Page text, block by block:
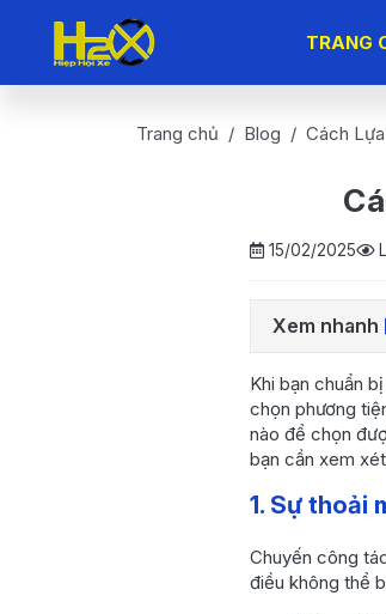
TRANG
Trang chủ Blog Cách
15/02/2025
Xem nhanh
1. Sự thoải
nghi
2. Tính tiện
hoạt
3. Hiệu quả
4. Chất lượng
cho thuê
5. Sự Thoải
Khi bạn chuẩn
chọn phương
nào để chọn
bạn cần xem
1. Sự thoải
Chuyến công
điều không thể